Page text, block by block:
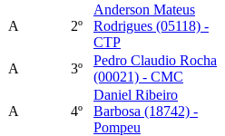
A 2º
Anderson Mateus
Rodrigues (05118) -
CTP
A 3º
Pedro Claudio Rocha
(00021) - CMC
A 4º
Daniel Ribeiro
Barbosa (18742) -
Pompeu